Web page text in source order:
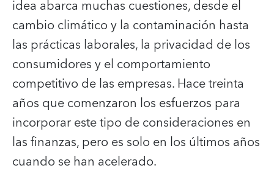
idea abarca muchas cuestiones, desde el
cambio climático y la contaminación hasta
las prácticas laborales, la privacidad de los
consumidores y el comportamiento
competitivo de las empresas. Hace treinta
años que comenzaron los esfuerzos para
incorporar este tipo de consideraciones en
las finanzas, pero es solo en los últimos años
cuando se han acelerado.